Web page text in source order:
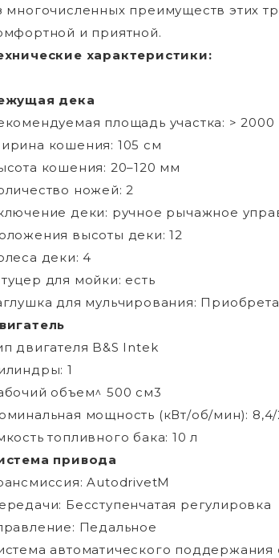
многочисленных преимуществ этих
и приятной.
характеристики:
дека
площадь участка: > 2000
кошения: 105 см
кошения: 20–120 мм
ножей: 2
деки: ручное рычажное
высоты деки: 12
деки: 4
для мойки: есть
для мульчирования:
двигателя B&S Intek
1
объем^ 500 см3
мощность (кВт/об/мин):
топливного бака: 10 л
привода
AutodrivetM
Бесступенчатая регулировка
Педальное
автоматического поддержания